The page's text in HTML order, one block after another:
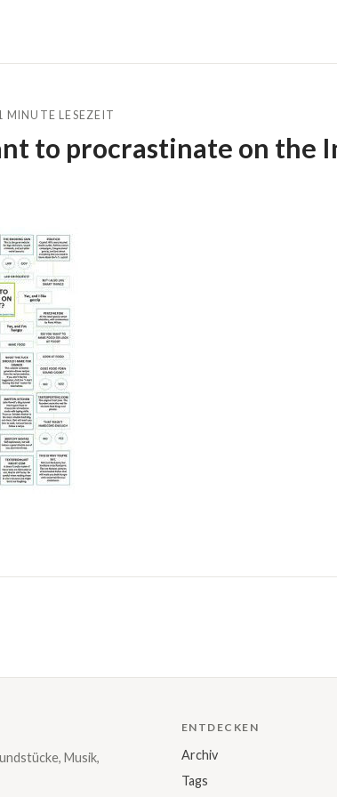
MINUTE LESEZEIT
to procrastinate on the
Musik,
ENTDECKEN
Archiv
Tags